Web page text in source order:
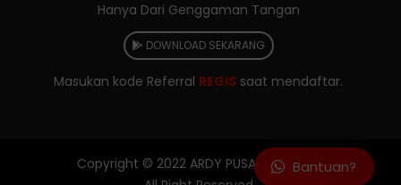
Bantuan?
Hanya Dari Genggaman Tangan
DOWNLOAD SEKARANG
Masukan kode Referral REGIS saat mendaftar.
Copyright © 2022 ARDY PUSAJA RELOAD